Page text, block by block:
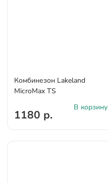
Комбинезон Lakeland
MicroMax TS
1180 р.
В корзину